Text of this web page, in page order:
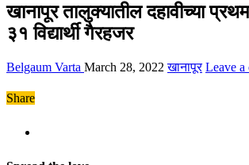
खानापूर तालुक्यातील दहावीच्या
३१ विद्यार्थी गैरहजर
Belgaum Varta March 28, 2022 खानापूर Leave a
Share